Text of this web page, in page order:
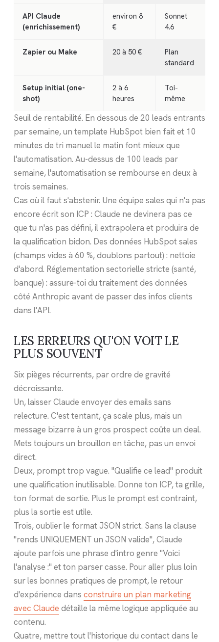
API Claude
(enrichissement)
environ 8
€
Sonnet
4.6
Zapier ou Make 20 à 50 €
Plan
standard
Setup initial (one-
shot)
2 à 6
heures
Toi-
même
Seuil de rentabilité. En dessous de 20 leads entrants
par semaine, un template HubSpot bien fait et 10
minutes de tri manuel le matin font mieux que
l'automatisation. Au-dessus de 100 leads par
semaine, l'automatisation se rembourse en deux à
trois semaines.
Cas où il faut s'abstenir. Une équipe sales qui n'a pas
encore écrit son ICP : Claude ne devinera pas ce
que tu n'as pas défini, il extrapolera et produira de
la qualification bidon. Des données HubSpot sales
(champs vides à 60 %, doublons partout) : nettoie
d'abord. Réglementation sectorielle stricte (santé,
banque) : assure-toi du traitement des données
côté Anthropic avant de passer des infos clients
dans l'API.
LES ERREURS QU'ON VOIT LE
PLUS SOUVENT
Six pièges récurrents, par ordre de gravité
décroissante.
Un, laisser Claude envoyer des emails sans
relecture. C'est tentant, ça scale plus, mais un
message bizarre à un gros prospect coûte un deal.
Mets toujours un brouillon en tâche, pas un envoi
direct.
Deux, prompt trop vague. "Qualifie ce lead" produit
une qualification inutilisable. Donne ton ICP, ta grille,
ton format de sortie. Plus le prompt est contraint,
plus la sortie est utile.
Trois, oublier le format JSON strict. Sans la clause
"rends UNIQUEMENT un JSON valide", Claude
ajoute parfois une phrase d'intro genre "Voici
l'analyse :" et ton parser casse. Pour aller plus loin
sur les bonnes pratiques de prompt, le retour
d'expérience dans construire un plan marketing
avec Claude détaille la même logique appliquée au
contenu.
Quatre, mettre tout l'historique du contact dans le